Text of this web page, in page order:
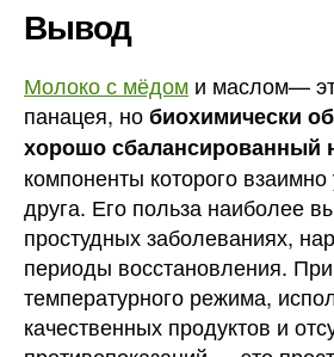
Вывод
Молоко с мёдом и маслом—
панацея, нобиохимически
хорошо сбалансированный
компоненты которого
друга. Его польза наиболее
простудных заболеваниях,
периоды восстановления.
температурного режима,
качественных продуктов и